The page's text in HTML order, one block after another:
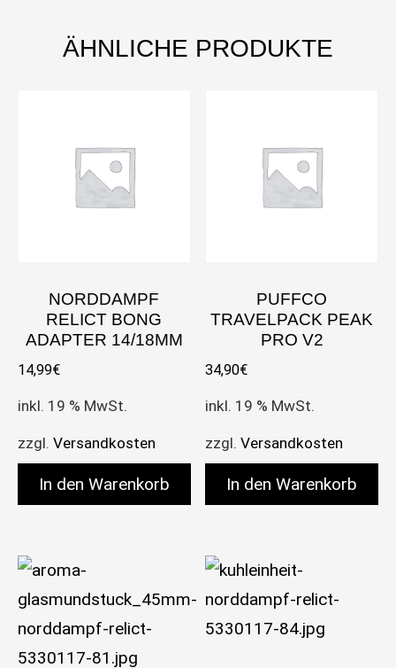
ÄHNLICHE PRODUKTE
NORDDAMPF
RELICT BONG
ADAPTER 14/18MM
14,99€
inkl. 19 % MwSt.
zzgl. Versandkosten
In den Warenkorb
PUFFCO
TRAVELPACK PEAK
PRO V2
34,90€
inkl. 19 % MwSt.
zzgl.Versandkosten
In den Warenkorb